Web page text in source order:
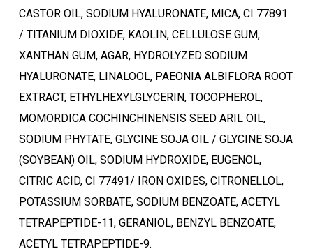
Ostukorvis ei ole tooteid.
Mine poodi
CASTOR OIL, SODIUM HYALURONATE, MICA, CI 77891
/ TITANIUM DIOXIDE, KAOLIN, CELLULOSE GUM,
XANTHAN GUM, AGAR, HYDROLYZED SODIUM
HYALURONATE, LINALOOL, PAEONIA ALBIFLORA ROOT
EXTRACT, ETHYLHEXYLGLYCERIN, TOCOPHEROL,
MOMORDICA COCHINCHINENSIS SEED ARIL OIL,
SODIUM PHYTATE, GLYCINE SOJA OIL / GLYCINE SOJA
(SOYBEAN) OIL, SODIUM HYDROXIDE, EUGENOL,
CITRIC ACID, CI 77491/ IRON OXIDES, CITRONELLOL,
POTASSIUM SORBATE, SODIUM BENZOATE, ACETYL
TETRAPEPTIDE-11, GERANIOL, BENZYL BENZOATE,
ACETYL TETRAPEPTIDE-9.